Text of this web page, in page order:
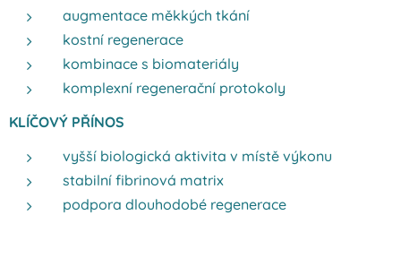
augmentace měkkých tkání
kostní regenerace
kombinace s biomateriály
komplexní regenerační protokoly
KLÍČOVÝ PŘÍNOS
vyšší biologická aktivita v místě výkonu
stabilní fibrinová matrix
podpora dlouhodobé regenerace